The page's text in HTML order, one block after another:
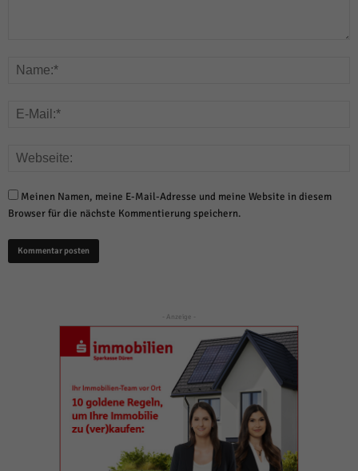
Meinen Namen, meine E-Mail-Adresse und meine Website in diesem
Browser für die nächste Kommentierung speichern.
- Anzeige -